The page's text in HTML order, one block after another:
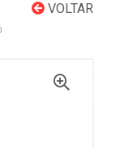
VOLTAR